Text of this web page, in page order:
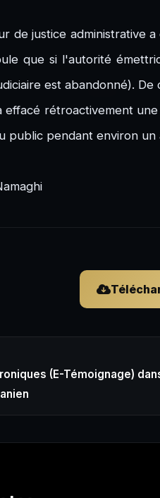
de justice administrative
que si l'autorité
est abandonné).
effacé rétroactivement
public pendant environ un
(E-Témoignage)